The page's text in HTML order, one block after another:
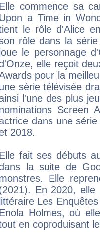
Elle commence sa
Upon a Time in
le rôle d'Alice
rôle dans la
joue le personnage
elle reçoit
pour la
une série télévisée
l'une des plus
nominations Screen
dans une
2018.
Elle fait ses débuts
la suite de
monstres. Elle
(2021). En 2020,
littéraire Les
Enola Holmes, où
en coproduisant